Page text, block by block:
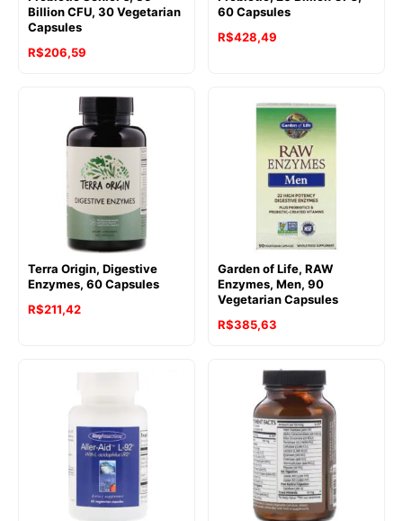
Billion CFU, 30 Vegetarian
Capsules
R$206,59
60 Capsules
R$428,49
Terra Origin, Digestive
Enzymes, 60 Capsules
R$211,42
Garden of Life, RAW
Enzymes, Men, 90
Vegetarian Capsules
R$385,63